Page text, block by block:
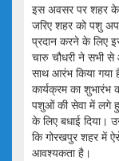
इस अवसर पर शहर के
जरिए शहर को पशु
प्रदान करने के लिए
चारु चौधरी ने सभी
साथ आरंभ किया
कार्यक्रम का शुभारंभ
पशुओं की सेवा में लगे
के लिए बधाई दिया।
कि गोरखपुर शहर में
आवश्यकता है।